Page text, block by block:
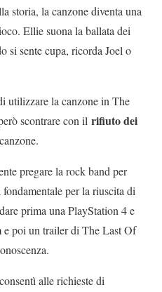
storia, la canzone diventa una
Ellie suona la ballata dei
si sente cupa, ricorda Joel o
utilizzare la canzone in The
scontrare con il rifiuto dei
pregare la rock band per
per la riuscita di
prima una PlayStation 4 e
e poi un trailer di The Last Of
alle richieste di